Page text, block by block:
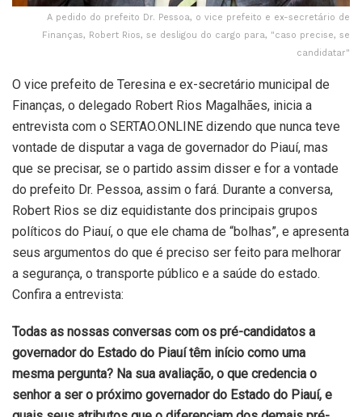
A pedido do prefeito Dr. Pessoa, o vice prefeito e ex-secretário de
Finanças, Robert Rios, se desligou do cargo para, "caso precise, se
candidatar"
O vice prefeito de Teresina e ex-secretário municipal de
Finanças, o delegado Robert Rios Magalhães, inicia a
entrevista com o SERTAO.ONLINE dizendo que nunca teve
vontade de disputar a vaga de governador do Piauí, mas
que se precisar, se o partido assim disser e for a vontade
do prefeito Dr. Pessoa, assim o fará. Durante a conversa,
Robert Rios se diz equidistante dos principais grupos
políticos do Piauí, o que ele chama de “bolhas”, e apresenta
seus argumentos do que é preciso ser feito para melhorar
a segurança, o transporte público e a saúde do estado.
Confira a entrevista:
Todas as nossas conversas com os pré-candidatos a
governador do Estado do Piauí têm início como uma
mesma pergunta? Na sua avaliação, o que credencia o
senhor a ser o próximo governador do Estado do Piauí, e